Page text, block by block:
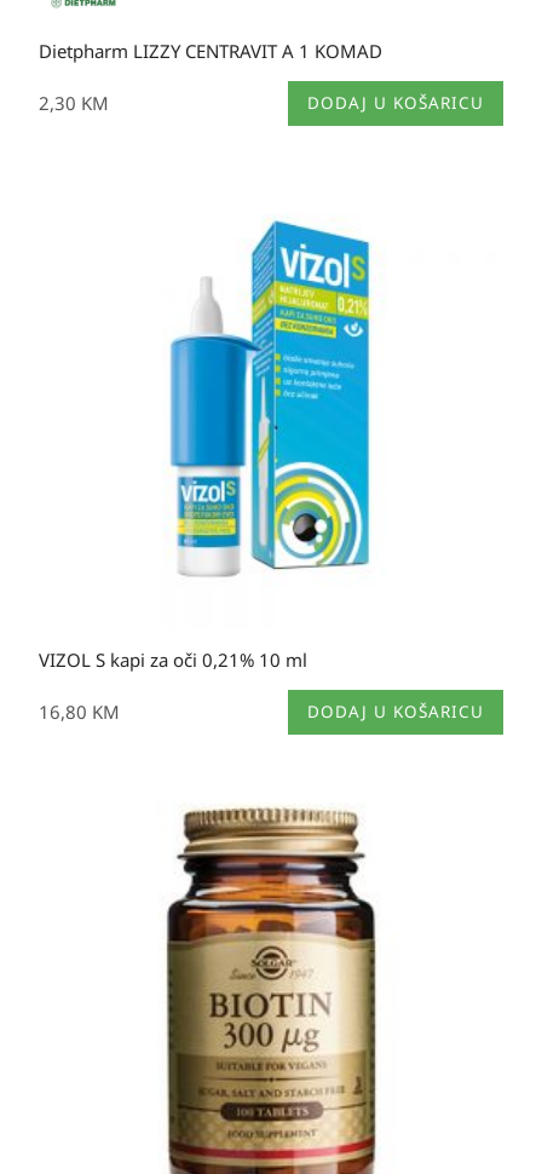
Dietpharm LIZZY CENTRAVIT A 1 KOMAD
2,30 KM DODAJ U KOŠARICU
VIZOL S kapi za oči 0,21% 10 ml
16,80 KM DODAJ U KOŠARICU